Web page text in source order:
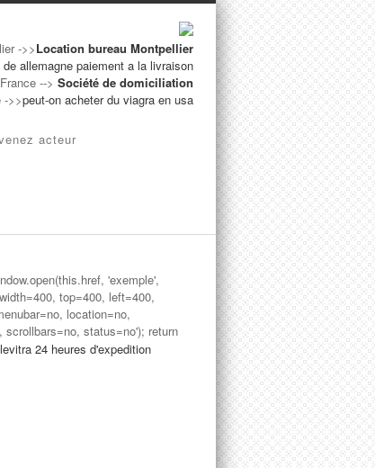
->>Location bureau Montpellier
allemagne paiement a la livraison
--> Société de domiciliation
->>peut-on acheter du viagra en usa
acteur
'exemple',
top=400, left=400,
location=no,
scrollbars=no, status=no'); return
levitra 24 heures d'expedition